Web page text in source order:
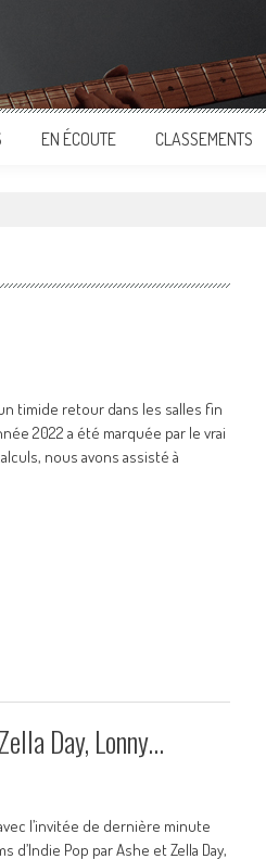
EN ÉCOUTE CLASSEMENTS
timide retour dans les salles fin
2022 a été marquée par le vrai
nous avons assisté à
Day, Lonny…
l’invitée de dernière minute
d’Indie Pop par Ashe et Zella Day,